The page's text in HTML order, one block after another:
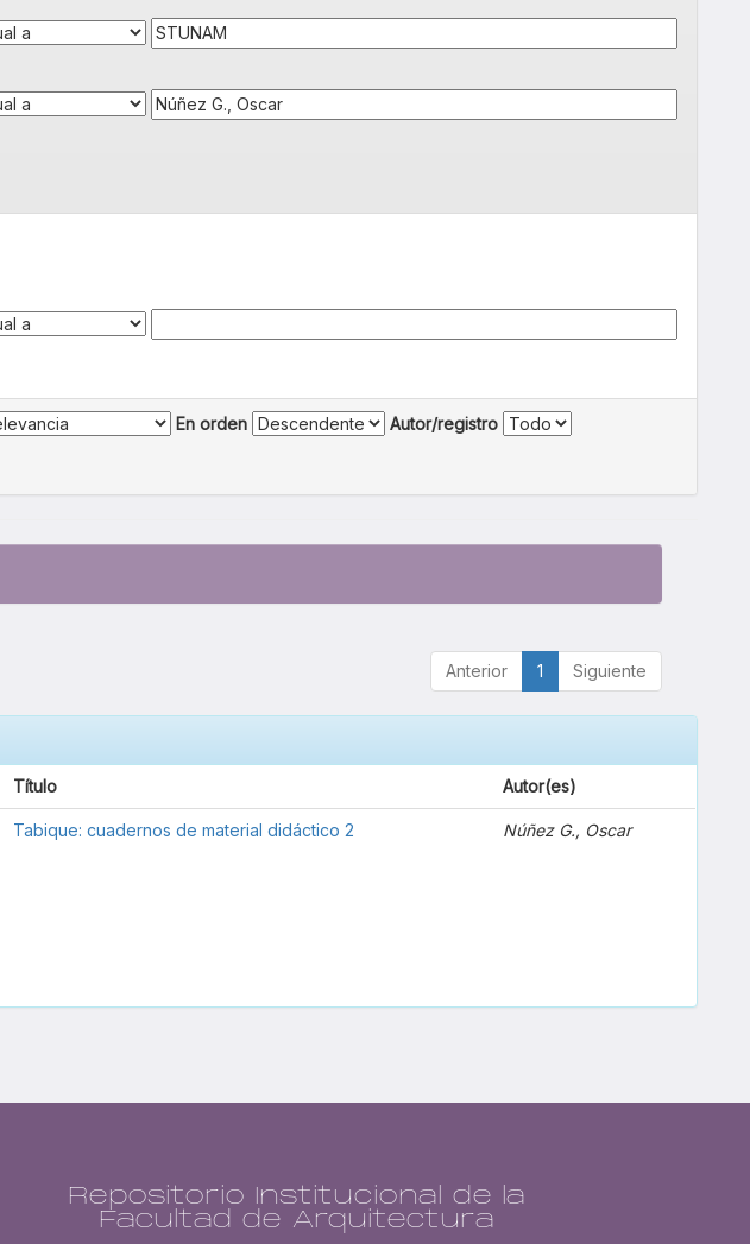
En orden Autor/registro
Anterior 1 Siguiente
Título Autor(es)
Tabique: cuadernos de material didáctico 2 Núñez G., Oscar
Repositorio Institucional de la
Facultad de Arquitectura